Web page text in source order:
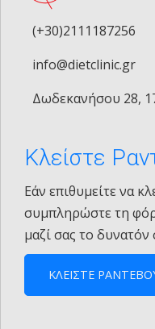
(+30)2111187256
info@dietclinic.gr
Δωδεκανήσου 28,
Κλείστε
Εάν επιθυμείτε να
συμπληρώστε τη
μαζί σας το
ΚΛΕΙΣΤΕ